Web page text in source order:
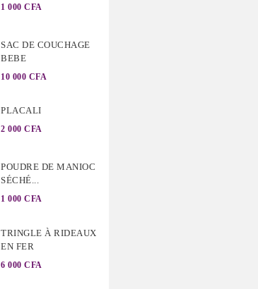
1 000 CFA
SAC DE COUCHAGE
BEBE
10 000 CFA
PLACALI
2 000 CFA
POUDRE DE MANIOC
SÉCHÉ...
1 000 CFA
TRINGLE À RIDEAUX
EN FER
6 000 CFA